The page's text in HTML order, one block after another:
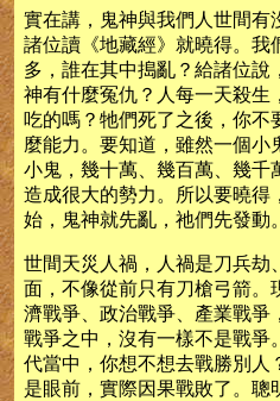
實在講，鬼神與我們人世間有
諸位讀《地藏經》就曉得。我
多，誰在其中搗亂？給諸位說
神有什麼冤仇？人每一天殺生
吃的嗎？牠們死了之後，你不
麼能力。要知道，雖然一個小
小鬼，幾十萬、幾百萬、幾千
造成很大的勢力。所以要曉得
始，鬼神就先亂，祂們先發動。
世間天災人禍，人禍是刀兵劫
面，不像從前只有刀槍弓箭。
濟戰爭、政治戰爭、產業戰爭
戰爭之中，沒有一樣不是戰爭
代當中，你想不想去戰勝別人
是眼前，實際因果戰敗了。聰